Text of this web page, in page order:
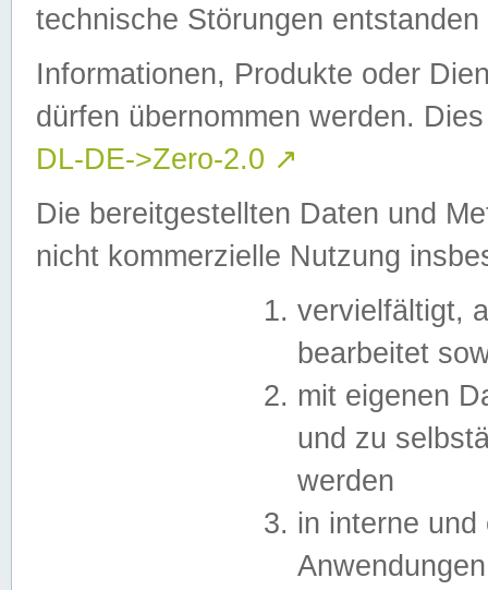
technische Störungen
Informationen, Produkte oder
dürfen übernommen werden.
DL-DE->Zero-2.0 ↗
Die bereitgestellten Daten und
nicht kommerzielle Nutzung
vervielfältigt,
bearbeitet
mit eigenen
und zu
werden
in interne